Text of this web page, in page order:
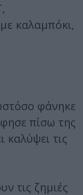
καλαμπόκι,
φάνηκε
πίσω της
τις
τις ζημιές